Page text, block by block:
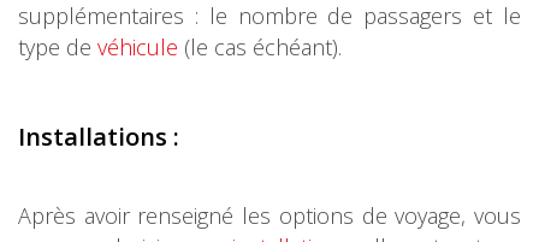
supplémentaires : le nombre de passagers et le
type de véhicule (le cas échéant).
Installations :
Après avoir renseigné les options de voyage, vous